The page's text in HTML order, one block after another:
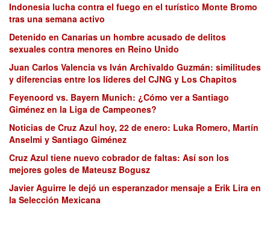
Indonesia lucha contra el fuego en el turístico Monte Bromo
tras una semana activo
Detenido en Canarias un hombre acusado de delitos
sexuales contra menores en Reino Unido
Juan Carlos Valencia vs Iván Archivaldo Guzmán: similitudes
y diferencias entre los líderes del CJNG y Los Chapitos
Feyenoord vs. Bayern Munich: ¿Cómo ver a Santiago
Giménez en la Liga de Campeones?
Noticias de Cruz Azul hoy, 22 de enero: Luka Romero, Martín
Anselmi y Santiago Giménez
Cruz Azul tiene nuevo cobrador de faltas: Así son los
mejores goles de Mateusz Bogusz
Javier Aguirre le dejó un esperanzador mensaje a Erik Lira en
la Selección Mexicana